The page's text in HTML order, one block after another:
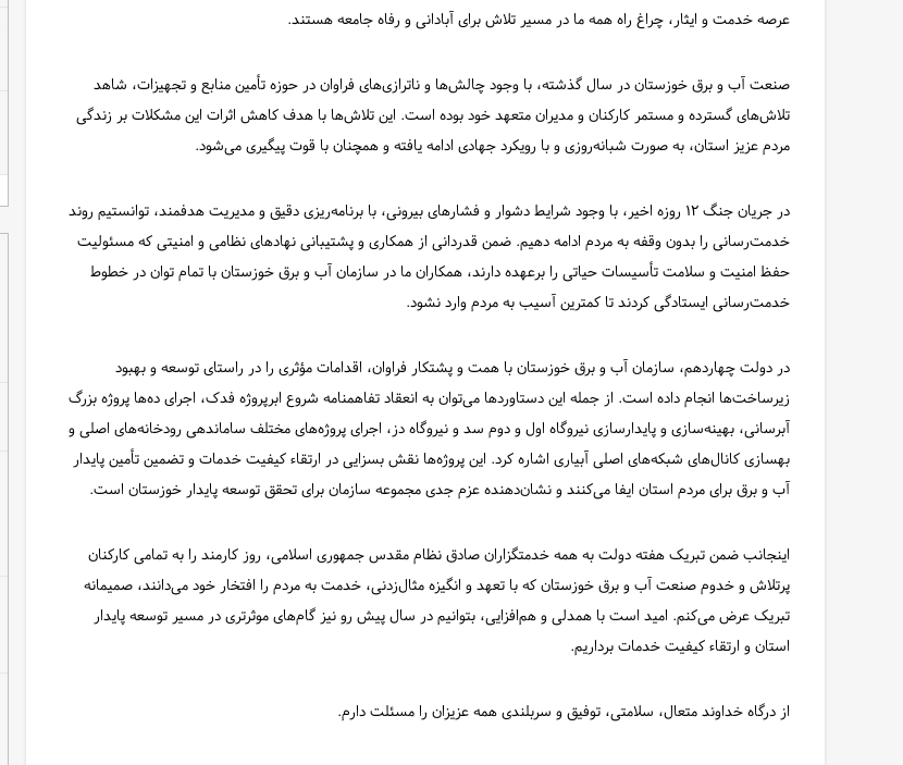
عرصه خدمت و ایثار، چراغ راه همه ما در مسیر تلاش برای آبادانی و رفاه جامعه هستند.
صنعت آب و برق خوزستان در سال گذشته، با وجود چالش‌ها و ناترازی‌های فراوان در حوزه تأمین منابع و تجهیزات، شاهد
تلاش‌های گسترده و مستمر کارکنان و مدیران متعهد خود بوده است. این تلاش‌ها با هدف کاهش اثرات این مشکلات بر زندگی
مردم عزیز استان، به صورت شبانه‌روزی و با رویکرد جهادی ادامه یافته و همچنان با قوت پیگیری می‌شود.
در جریان جنگ ۱۲ روزه اخیر، با وجود شرایط دشوار و فشارهای بیرونی، با برنامه‌ریزی دقیق و مدیریت هدفمند، توانستیم روند
خدمت‌رسانی را بدون وقفه به مردم ادامه دهیم. ضمن قدردانی از همکاری و پشتیبانی نهادهای نظامی و امنیتی که مسئولیت
حفظ امنیت و سلامت تأسیسات حیاتی را برعهده دارند، همکاران ما در سازمان آب و برق خوزستان با تمام توان در خطوط
خدمت‌رسانی ایستادگی کردند تا کمترین آسیب به مردم وارد نشود.
در دولت چهاردهم، سازمان آب و برق خوزستان با همت و پشتکار فراوان، اقدامات مؤثری را در راستای توسعه و بهبود
زیرساخت‌ها انجام داده است. از جمله این دستاوردها می‌توان به انعقاد تفاهمنامه شروع ابرپروژه فدک، اجرای ده‌ها پروژه بزرگ
آبرسانی، بهینه‌سازی و پایدارسازی نیروگاه اول و دوم سد و نیروگاه دز، اجرای پروژه‌های مختلف ساماندهی رودخانه‌های اصلی و
بهسازی کانال‌های شبکه‌های اصلی آبیاری اشاره کرد. این پروژه‌ها نقش بسزایی در ارتقاء کیفیت خدمات و تضمین تأمین پایدار
آب و برق برای مردم استان ایفا می‌کنند و نشان‌دهنده عزم جدی مجموعه سازمان برای تحقق توسعه پایدار خوزستان است.
اینجانب ضمن تبریک هفته دولت به همه خدمتگزاران صادق نظام مقدس جمهوری اسلامی، روز کارمند را به تمامی کارکنان
پرتلاش و خدوم صنعت آب و برق خوزستان که با تعهد و انگیزه مثال‌زدنی، خدمت به مردم را افتخار خود می‌دانند، صمیمانه
تبریک عرض می‌کنم. امید است با همدلی و هم‌افزایی، بتوانیم در سال پیش رو نیز گام‌های موثرتری در مسیر توسعه پایدار
استان و ارتقاء کیفیت خدمات برداریم.
از درگاه خداوند متعال، سلامتی، توفیق و سربلندی همه عزیزان را مسئلت دارم.